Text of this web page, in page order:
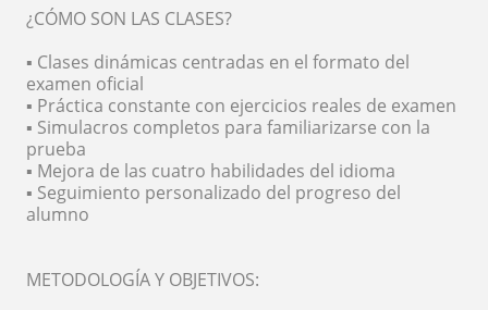
¿CÓMO SON LAS CLASES?
▪️ Clases dinámicas centradas en el formato del
examen oficial
▪️ Práctica constante con ejercicios reales de examen
▪️ Simulacros completos para familiarizarse con la
prueba
▪️ Mejora de las cuatro habilidades del idioma
▪️ Seguimiento personalizado del progreso del
alumno
METODOLOGÍA Y OBJETIVOS: